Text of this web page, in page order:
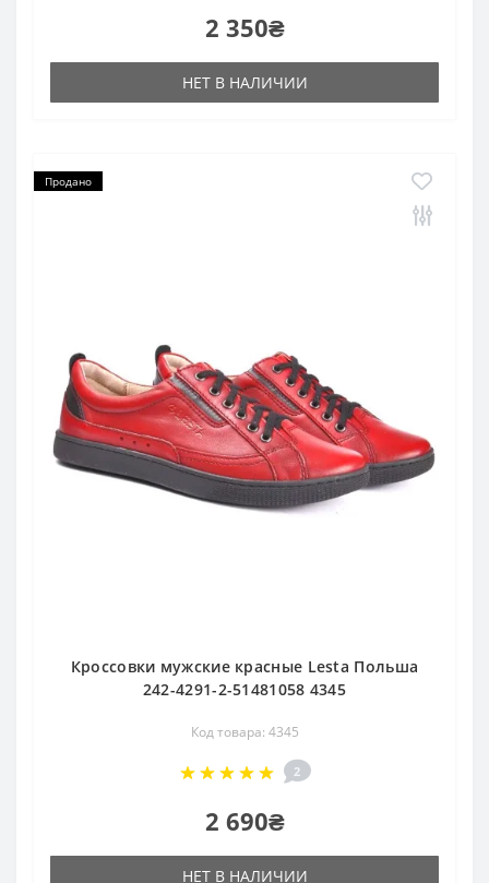
2 350₴
НЕТ В НАЛИЧИИ
Продано
Кроссовки мужские красные Lesta Польша
242-4291-2-51481058 4345
Код товара: 4345
2
2 690₴
НЕТ В НАЛИЧИИ